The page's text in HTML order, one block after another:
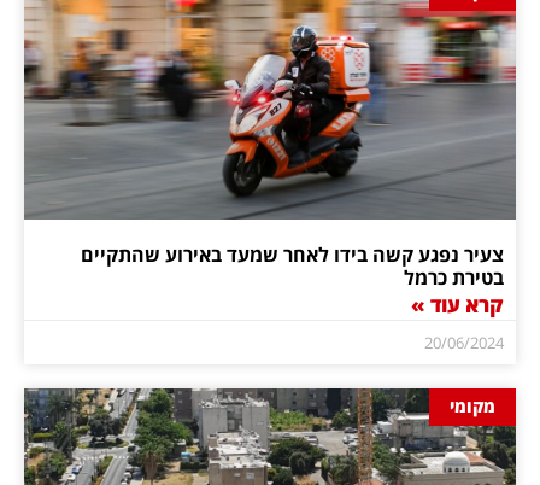
צעיר נפגע קשה בידו לאחר שמעד באירוע שהתקיים
בטירת כרמל
קרא עוד »
20/06/2024
מקומי